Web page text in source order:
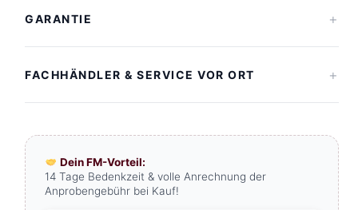
GARANTIE +
FACHHÄNDLER & SERVICE VOR ORT +
Dein FM-Vorteil:
14 Tage Bedenkzeit & volle Anrechnung der
Anprobengebühr bei Kauf!